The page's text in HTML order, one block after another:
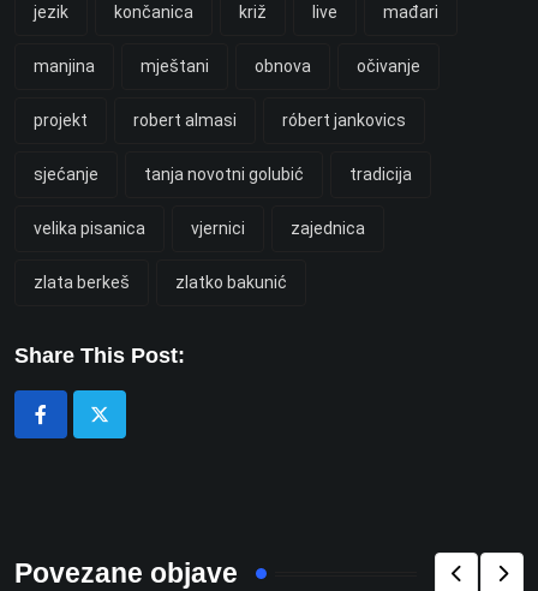
jezik končanica križ live mađari
manjina mještani obnova očivanje
projekt robert almasi róbert jankovics
sjećanje tanja novotni golubić tradicija
velika pisanica vjernici zajednica
zlata berkeš zlatko bakunić
Share This Post:
Povezane objave